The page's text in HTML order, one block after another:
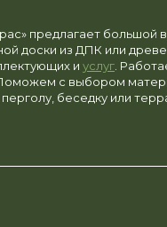
предлагает большой
доски из ДПК или
и услуг .
с выбором
беседку или